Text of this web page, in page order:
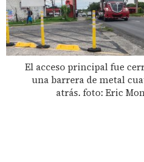
El acceso principal fue
una barrera de metal
atrás. foto: Eric